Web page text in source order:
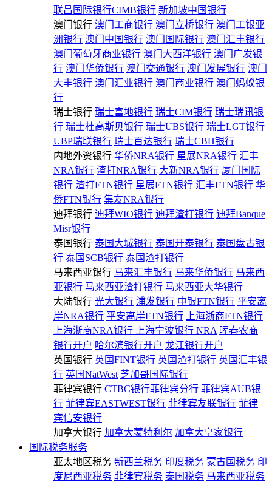
联昌国际银行CIMB银行 新加坡中国银行
澳门银行 澳门工商银行 澳门立桥银行 澳门工银亚
洲银行 澳门中国银行 澳门国际银行 澳门汇丰银行
澳门葡萄牙商业银行 澳门大西洋银行 澳门广发银
行 澳门华侨银行 澳门交通银行 澳门发展银行 澳门
大丰银行 澳门汇业银行 澳门商业银行 澳门蚂蚁银
行
瑞士银行 瑞士富地银行 瑞士CIM银行 瑞士瑞讯银
行 瑞士杜高斯贝银行 瑞士UBS银行 瑞士LGT银行
UBP瑞联银行 瑞士百达银行 瑞士CBH银行
内地外资银行 华侨NRA银行 星展NRA银行 汇丰
NRA银行 渣打NRA银行 大新NRA银行 厦门国际
银行 渣打FTN银行 星展FTN银行 汇丰FTN银行 华
侨FTN银行 集友NRA银行
迪拜银行 迪拜WIO银行 迪拜渣打银行 迪拜Banque
Misr银行
泰国银行 泰国大城银行 泰国开泰银行 泰国盘古银
行 泰国SCB银行 泰国渣打银行
马来西亚银行 马来汇丰银行 马来华侨银行 马来西
亚银行 马来西亚渣打银行 马来西亚大华银行
大陆银行 光大银行 浦发银行 中银FTN银行 平安离
岸NRA银行 平安离岸FTN银行
上海浙商FTN银行
上海浙商NRA银行
上海宁波银行 NRA 晖春农商
银行开户 哈尔滨银行开户 龙江银行开户
英国银行 英国FINT银行 英国渣打银行 英国汇丰银
行 英国NatWest 芝加哥国际银行
菲律宾银行 CTBC银行菲律宾分行 菲律宾AUB银
行 菲律宾EASTWEST银行 菲律宾友联银行 菲律
宾信安银行
加拿大银行 加拿大蒙特利尔 加拿大皇家银行
国际税务服务
亚太地区税务 新西兰税务 印度税务 蒙古国税务 印
度尼西亚税务 菲律宾税务 泰国税务 马来西亚税务